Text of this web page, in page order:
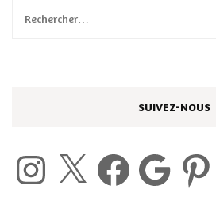
Rechercher :
SUIVEZ-NOUS
Instagram Facebook Google Pinterest